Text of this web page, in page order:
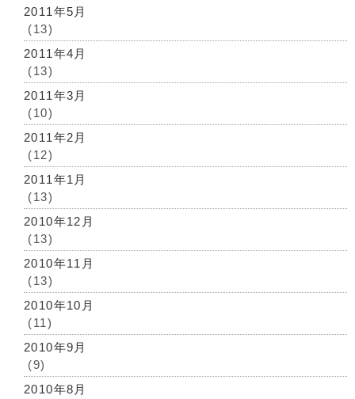
2011年5月
(13)
2011年4月
(13)
2011年3月
(10)
2011年2月
(12)
2011年1月
(13)
2010年12月
(13)
2010年11月
(13)
2010年10月
(11)
2010年9月
(9)
2010年8月